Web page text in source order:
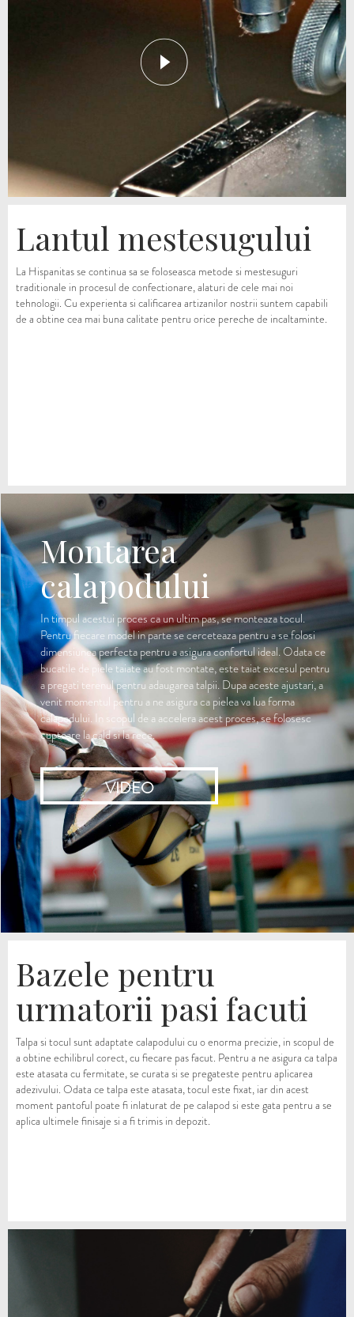
Lantul mestesugului
La Hispanitas se continua sa se foloseasca metode si mestesuguri
traditionale in procesul de confectionare, alaturi de cele mai noi
tehnologii. Cu experienta si calificarea artizanilor nostrii suntem capabili
de a obtine cea mai buna calitate pentru orice pereche de incaltaminte.
Montarea
calapodului
In timpul acestui proces ca un ultim pas, se monteaza tocul.
Pentru fiecare model in parte se cerceteaza pentru a se folosi
dimensiunea perfecta pentru a asigura confortul ideal. Odata ce
bucatile de piele taiate au fost montate, este taiat excesul pentru
a pregati terenul pentru adaugarea talpii. Dupa aceste ajustari, a
venit momentul pentru a ne asigura ca pielea va lua forma
calapodului. In scopul de a accelera acest proces, se folosesc
cuptoare la cald si la rece.
VIDEO
Bazele pentru
urmatorii pasi facuti
Talpa si tocul sunt adaptate calapodului cu o enorma precizie, in scopul de
a obtine echilibrul corect, cu fiecare pas facut. Pentru a ne asigura ca talpa
este atasata cu fermitate, se curata si se pregateste pentru aplicarea
adezivului. Odata ce talpa este atasata, tocul este fixat, iar din acest
moment pantoful poate fi inlaturat de pe calapod si este gata pentru a se
aplica ultimele finisaje si a fi trimis in depozit.